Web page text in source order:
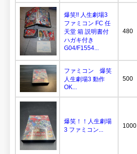
爆笑!! 人生劇場3
ファミコン FC 任
天堂 箱 説明書付
ハガキ付き
G04/F1554...
480
ファミコン 爆笑
人生劇場3 動作
OK...
500
爆笑！！人生劇場
3 ファミコン...
1000